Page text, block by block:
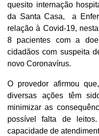
quesito internação
da Santa Casa, a
relação à Covid-19,
8 pacientes com a
cidadãos com suspeita
novo Coronavírus.
O provedor afirmou
diversas ações têm
minimizar as
possível falta de
capacidade de